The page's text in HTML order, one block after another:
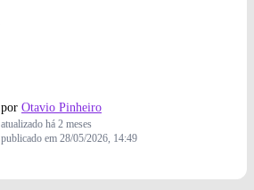
por Otavio Pinheiro
atualizado há 2 meses
publicado em 28/05/2026, 14:49